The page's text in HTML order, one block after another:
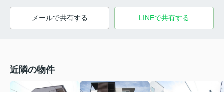
メールで共有する LINEで共有する
近隣の物件